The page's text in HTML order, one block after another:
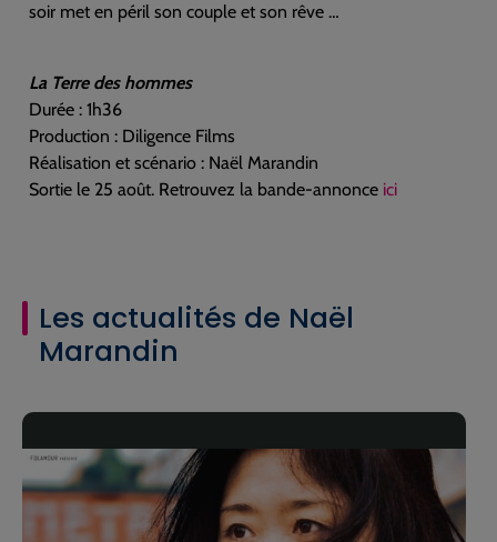
soir met en péril son couple et son rêve …
La Terre des hommes
Durée : 1h36
Production : Diligence Films
Réalisation et scénario : Naël Marandin
Sortie le 25 août. Retrouvez la bande-annonce ici
Les actualités de Naël
Marandin